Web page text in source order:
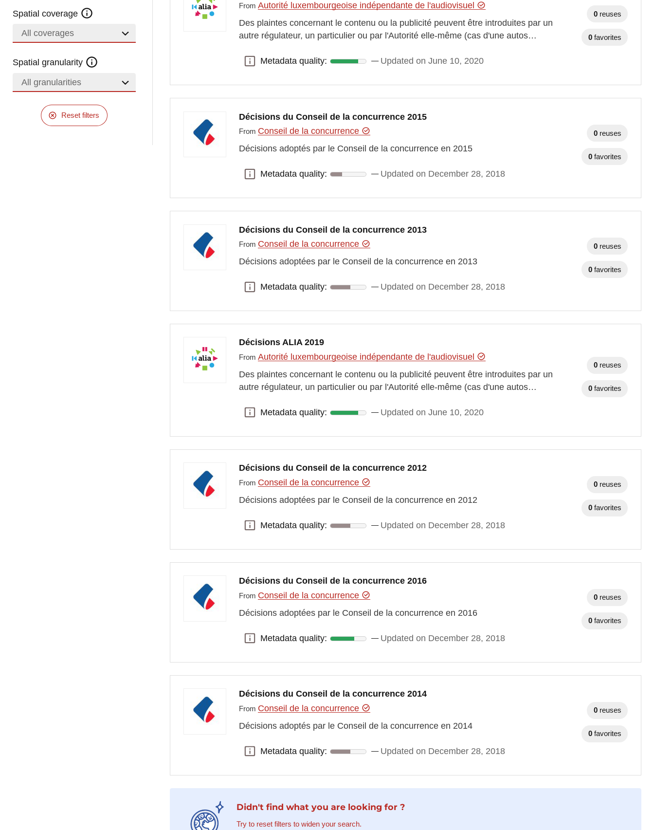
Spatial coverage
All coverages
Spatial granularity
All granularities
Reset filters
FromAutorité luxembourgeoise indépendante de l'audiovisuel
Des plaintes concernant le contenu ou la publicité peuvent être introduites par un
autre régulateur, un particulier ou par l'Autorité elle-même (cas d'une autos…
Metadata quality:
Metadata quality: Updated on June 10, 2020
0 reuses
0 favorites
Décisions du Conseil de la concurrence 2015
From Conseil de la concurrence
Décisions adoptés par le Conseil de la concurrence en 2015
Metadata quality:
Metadata quality: Updated on December 28, 2018
0 reuses
0 favorites
Décisions du Conseil de la concurrence 2013
From Conseil de la concurrence
Décisions adoptées par le Conseil de la concurrence en 2013
Metadata quality:
Metadata quality: Updated on December 28, 2018
0 reuses
0 favorites
Décisions ALIA 2019
FromAutorité luxembourgeoise indépendante de l'audiovisuel
Des plaintes concernant le contenu ou la publicité peuvent être introduites par un
autre régulateur, un particulier ou par l'Autorité elle-même (cas d'une autos…
Metadata quality:
Metadata quality: Updated on June 10, 2020
0 reuses
0 favorites
Décisions du Conseil de la concurrence 2012
From Conseil de la concurrence
Décisions adoptées par le Conseil de la concurrence en 2012
Metadata quality:
Metadata quality: Updated on December 28, 2018
0 reuses
0 favorites
Décisions du Conseil de la concurrence 2016
From Conseil de la concurrence
Décisions adoptées par le Conseil de la concurrence en 2016
Metadata quality:
Metadata quality: Updated on December 28, 2018
0 reuses
0 favorites
Décisions du Conseil de la concurrence 2014
From Conseil de la concurrence
Décisions adoptés par le Conseil de la concurrence en 2014
Metadata quality:
Metadata quality: Updated on December 28, 2018
0 reuses
0 favorites
Didn't find what you are looking for ?
Try to reset filters to widen your search.